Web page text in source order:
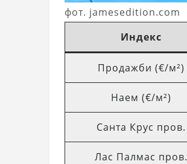
фот. jamesedition.com
Индекс
Продажби (€/м²)
Наем (€/м²)
Санта Крус пров.
Лас Палмас пров.